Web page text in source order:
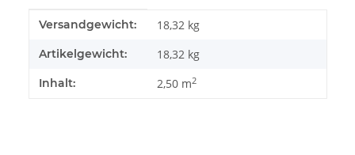
Produkteigenschaft
Wert
Versandgewicht: 18,32 kg
Artikelgewicht: 18,32 kg
Inhalt: 2,50 m2